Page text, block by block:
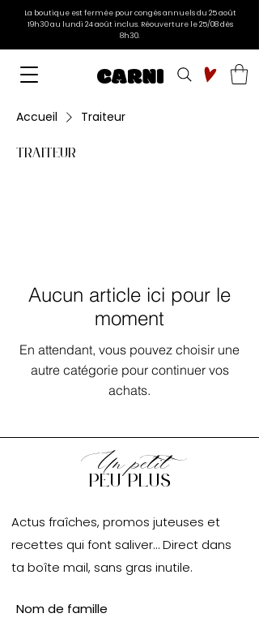
La boutique est fermée pour congés annuels du 25 août
19h30 au lundi 24 août inclus. Réouverture le 25/08 dès
8h30.
CARNI
Accueil Traiteur
Traiteur
Aucun article ici pour le
moment
En attendant, vous pouvez choisir une
autre catégorie pour continuer vos
achats.
Un petit
peu plus
Actus fraîches, promos juteuses et
recettes qui font saliver… Direct dans
ta boîte mail, sans gras inutile.
Nom de famille